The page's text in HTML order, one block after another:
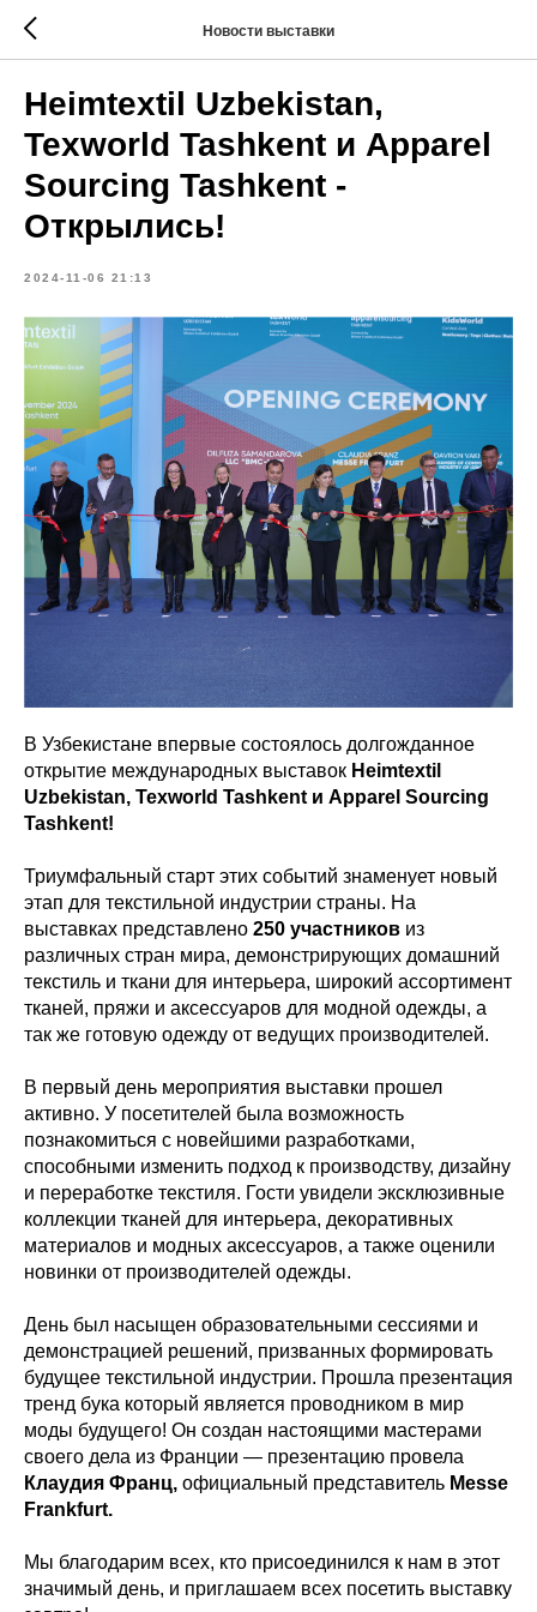
Новости выставки
Heimtextil Uzbekistan,
Texworld Tashkent и Apparel
Sourcing Tashkent -
Открылись!
2024-11-06 21:13
В Узбекистане впервые состоялось долгожданное
открытие международных выставок Heimtextil
Uzbekistan, Texworld Tashkent и Apparel Sourcing
Tashkent!
Триумфальный старт этих событий знаменует новый
этап для текстильной индустрии страны. На
выставках представлено 250 участников из
различных стран мира, демонстрирующих домашний
текстиль и ткани для интерьера, широкий ассортимент
тканей, пряжи и аксессуаров для модной одежды, а
так же готовую одежду от ведущих производителей.
В первый день мероприятия выставки прошел
активно. У посетителей была возможность
познакомиться с новейшими разработками,
способными изменить подход к производству, дизайну
и переработке текстиля. Гости увидели эксклюзивные
коллекции тканей для интерьера, декоративных
материалов и модных аксессуаров, а также оценили
новинки от производителей одежды.
День был насыщен образовательными сессиями и
демонстрацией решений, призванных формировать
будущее текстильной индустрии. Прошла презентация
тренд бука который является проводником в мир
моды будущего! Он создан настоящими мастерами
своего дела из Франции — презентацию провела
Клаудия Франц, официальный представитель Messe
Frankfurt.
Мы благодарим всех, кто присоединился к нам в этот
значимый день, и приглашаем всех посетить выставку